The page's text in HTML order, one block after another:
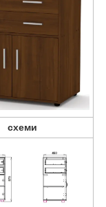
схеми